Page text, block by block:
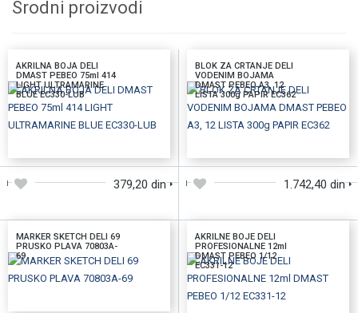
Srodni proizvodi
AKRILNA BOJA DELI
DMAST PEBEO 75ml 414
LIGHT ULTRAMARINE
BLUE EC330-LUB
379,20 din
BLOK ZA CRTANJE DELI
VODENIM BOJAMA
DMAST PEBEO A3, 12
LISTA 300g PAPIR EC362
1.742,40 din
MARKER SKETCH DELI 69
PRUSKO PLAVA 70803A-
69
AKRILNE BOJE DELI
PROFESIONALNE 12ml
DMAST PEBEO 1/12
EC331-12